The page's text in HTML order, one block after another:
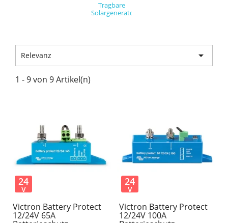
Tragbare
Solargeneratoren
Relevanz 
1 - 9 von 9 Artikel(n)
Victron Battery Protect
12/24V 65A
24
V
Victron Battery Protect
12/24V 100A
24
V